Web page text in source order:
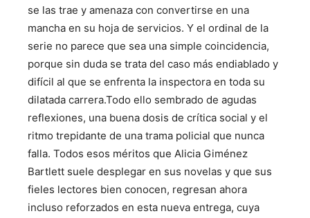
se las trae y amenaza con convertirse en una
mancha en su hoja de servicios. Y el ordinal de la
serie no parece que sea una simple coincidencia,
porque sin duda se trata del caso más endiablado y
difícil al que se enfrenta la inspectora en toda su
dilatada carrera.Todo ello sembrado de agudas
reflexiones, una buena dosis de crítica social y el
ritmo trepidante de una trama policial que nunca
falla. Todos esos méritos que Alicia Giménez
Bartlett suele desplegar en sus novelas y que sus
fieles lectores bien conocen, regresan ahora
incluso reforzados en esta nueva entrega, cuya